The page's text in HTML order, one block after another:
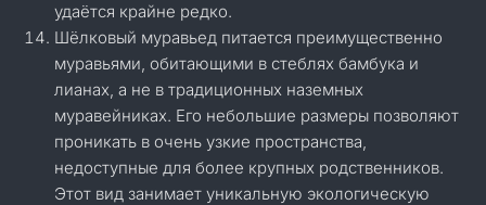
удаётся крайне редко.
Шёлковый муравьед питается преимущественно
муравьями, обитающими в стеблях бамбука и
лианах, а не в традиционных наземных
муравейниках. Его небольшие размеры позволяют
проникать в очень узкие пространства,
недоступные для более крупных родственников.
Этот вид занимает уникальную экологическую